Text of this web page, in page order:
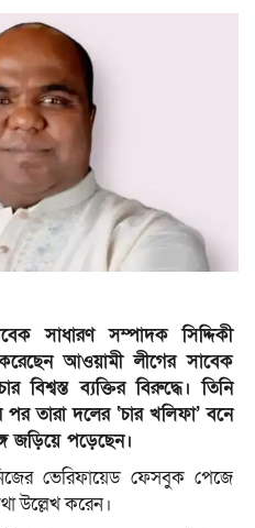
সাধারণ সম্পাদক সিদ্দিকী
আওয়ামী লীগের সাবেক
বিশ্বস্ত ব্যক্তির বিরুদ্ধে। তিনি
তারা দলের ‘চার খলিফা’ বনে
জড়িয়ে পড়েছেন।
ভেরিফায়েড ফেসবুক পেজে
উল্লেখ করেন।